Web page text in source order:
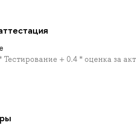
+ 0.4 * оценка за